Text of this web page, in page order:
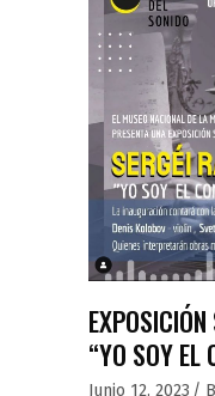
“YO SOY EL
Junio 12, 2023